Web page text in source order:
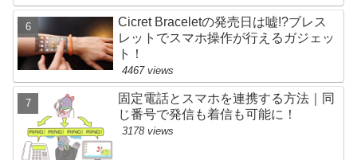
Cicret Braceletの発売日は嘘!?ブレス
レットでスマホ操作が行えるガジェッ
ト！
4467 views
固定電話とスマホを連携する方法｜同
じ番号で発信も着信も可能に！
3178 views